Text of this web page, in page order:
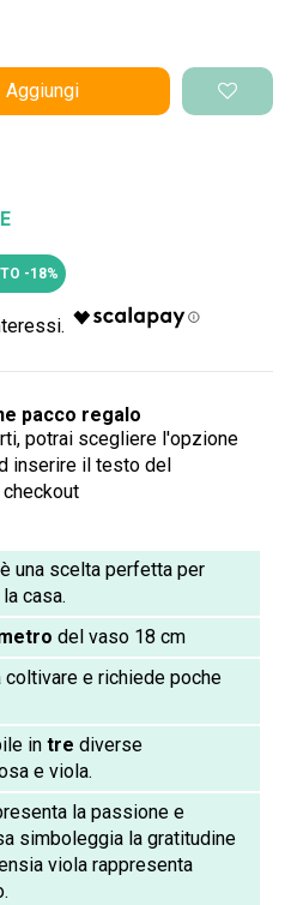
Aggiungi
-18%
pacco regalo
potrai scegliere l'opzione
inserire il testo del
una scelta perfetta per
casa.
del vaso 18 cm
coltivare e richiede poche
in tre diverse
e viola.
la passione e
simboleggia la gratitudine
viola rappresenta